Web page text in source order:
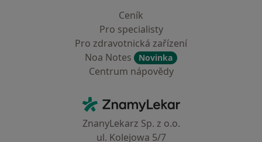
Ceník
Pro specialisty
Pro zdravotnická zařízení
Noa Notes
Novinka
Centrum nápovědy
ZnamyLekar - Hlavní stránka
ZnanyLekarz Sp. z o.o.
ul. Kolejowa 5/7